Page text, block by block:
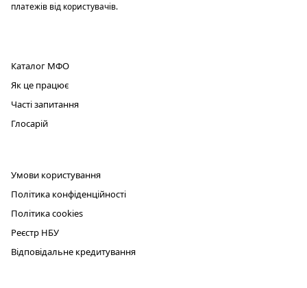
платежів від користувачів.
Каталог МФО
Як це працює
Часті запитання
Глосарій
Умови користування
Політика конфіденційності
Політика cookies
Реєстр НБУ
Відповідальне кредитування